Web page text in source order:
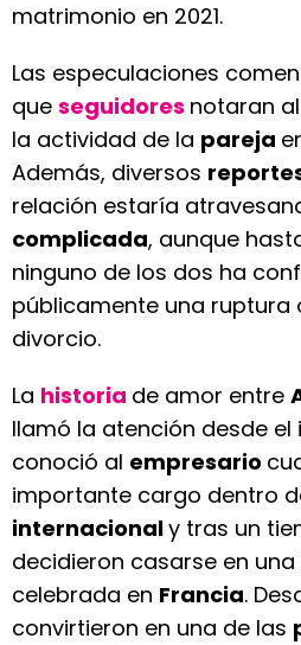
matrimonio en 2021.
Las especulaciones
que seguidores notaran
la actividad de la pareja
Además, diversos
relación estaría
complicada, aunque
ninguno de los dos ha
públicamente una ruptura
divorcio.
La historia de amor entre
llamó la atención desde el
conoció al empresario
importante cargo dentro
internacionaly tras un
decidieron casarse en
celebrada en Francia.
convirtieron en una de las